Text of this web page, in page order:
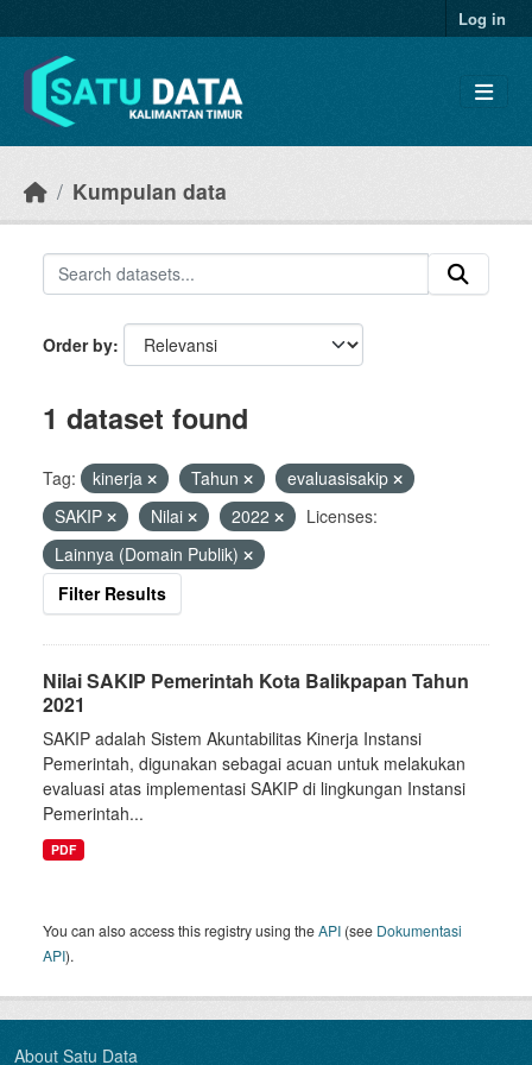
Log in
Kumpulan data
Order by
1 dataset found
Tag: kinerja Tahun
evaluasisakip
SAKIP
Nilai 2022
Licenses:
Lainnya (Domain Publik)
Filter Results
Nilai SAKIP Pemerintah Kota Balikpapan Tahun
2021
SAKIP adalah Sistem Akuntabilitas Kinerja Instansi
Pemerintah, digunakan sebagai acuan untuk melakukan
evaluasi atas implementasi SAKIP di lingkungan Instansi
Pemerintah...
PDF
You can also access this registry using theAPI (see Dokumentasi
API).
About Satu Data